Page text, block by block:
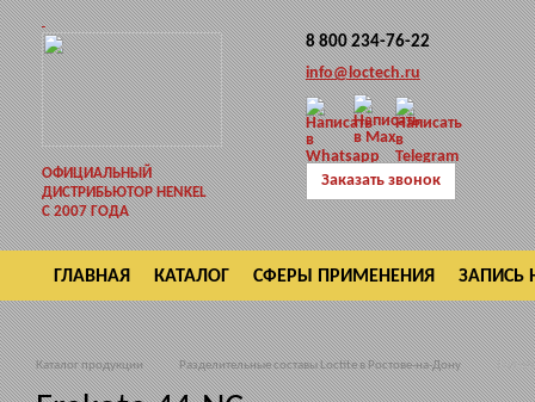
ОФИЦИАЛЬНЫЙ
ДИСТРИБЬЮТОР HENKEL
С 2007 ГОДА
8 800 234-76-22
info@loctech.ru
Заказать звонок
ГЛАВНАЯ КАТАЛОГ СФЕРЫ ПРИМЕНЕНИЯ ЗАПИСЬ
ВОЗВРАТ
Каталог продукции Разделительные составы Loctite в Ростове-на-Дону